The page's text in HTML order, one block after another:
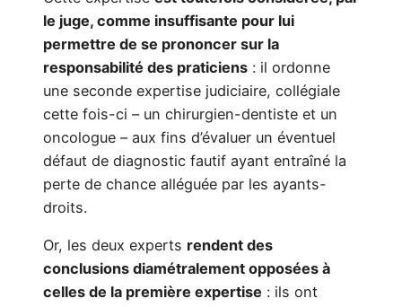
le juge, comme insuffisante pour lui
permettre de se prononcer sur la
responsabilité des praticiens : il ordonne
une seconde expertise judiciaire, collégiale
cette fois-ci – un chirurgien-dentiste et un
oncologue – aux fins d’évaluer un éventuel
défaut de diagnostic fautif ayant entraîné la
perte de chance alléguée par les ayants-
droits.
Or, les deux experts rendent des
conclusions diamétralement opposées à
celles de la première expertise : ils ont